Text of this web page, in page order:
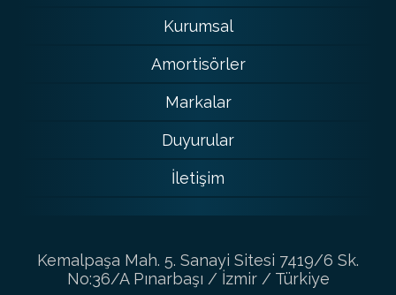
Kurumsal
Amortisörler
Markalar
Duyurular
İletişim
Kemalpaşa Mah. 5. Sanayi Sitesi 7419/6 Sk.
No:36/A Pınarbaşı / İzmir / Türkiye